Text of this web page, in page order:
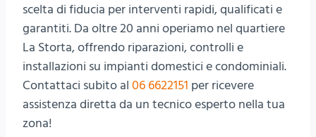
scelta di fiducia per interventi rapidi, qualificati e
garantiti. Da oltre 20 anni operiamo nel quartiere
La Storta, offrendo riparazioni, controlli e
installazioni su impianti domestici e condominiali.
Contattaci subito al 06 6622151 per ricevere
assistenza diretta da un tecnico esperto nella tua
zona!